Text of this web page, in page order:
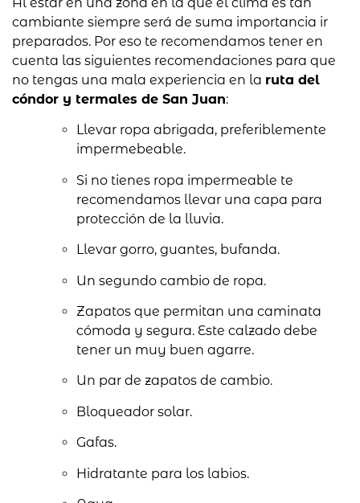
cambiante siempre será de suma importancia ir
preparados. Por eso te recomendamos tener en
cuenta las siguientes recomendaciones para que
no tengas una mala experiencia en la ruta del
cóndor y termales de San Juan:
Llevar ropa abrigada, preferiblemente
impermebeable.
Si no tienes ropa impermeable te
recomendamos llevar una capa para
protección de la lluvia.
Llevar gorro, guantes, bufanda.
Un segundo cambio de ropa.
Zapatos que permitan una caminata
cómoda y segura. Este calzado debe
tener un muy buen agarre.
Un par de zapatos de cambio.
Bloqueador solar.
Gafas.
Hidratante para los labios.